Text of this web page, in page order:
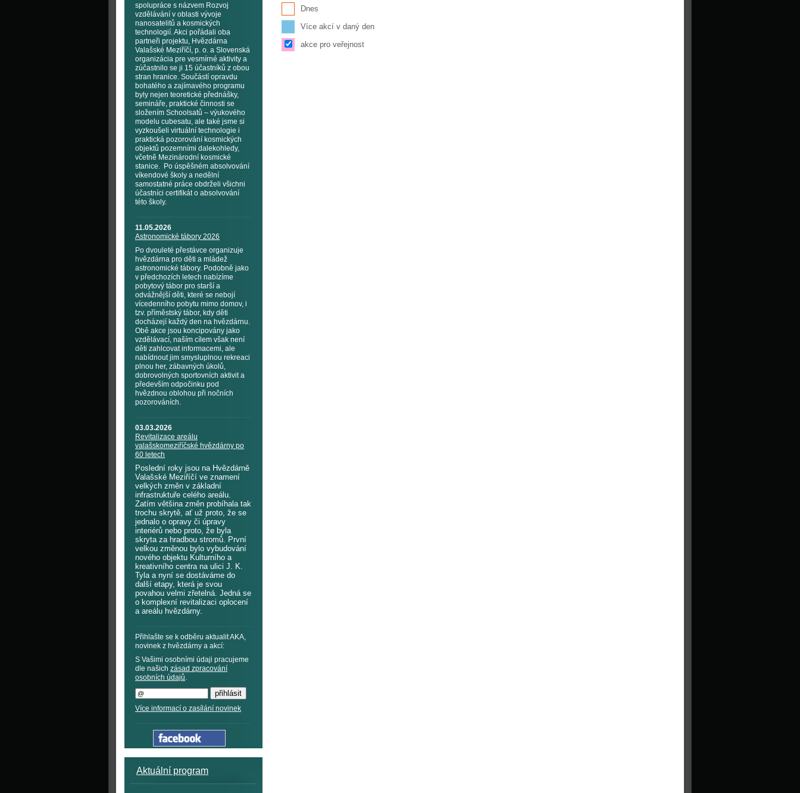
spolupráce s názvem Rozvoj
vzdělávání v oblasti vývoje
nanosatelitů a kosmických
technologií. Akci pořádali oba
partneři projektu, Hvězdárna
Valašské Meziříčí, p. o. a Slovenská
organizácia pre vesmírné aktivity a
zúčastnilo se ji 15 účastníků z obou
stran hranice. Součástí opravdu
bohatého a zajímavého programu
byly nejen teoretické přednášky,
semináře, praktické činnosti se
složením Schoolsatů – výukového
modelu cubesatu, ale také jsme si
vyzkoušeli virtuální technologie i
praktická pozorování kosmických
objektů pozemními dalekohledy,
včetně Mezinárodní kosmické
stanice. Po úspěšném absolvování
víkendové školy a nedělní
samostatné práce obdrželi všichni
účastníci certifikát o absolvování
této školy.
11.05.2026
Astronomické tábory 2026
Po dvouleté přestávce organizuje
hvězdárna pro děti a mládež
astronomické tábory. Podobně jako
v předchozích letech nabízíme
pobytový tábor pro starší a
odvážnější děti, které se nebojí
vícedenního pobytu mimo domov, i
tzv. příměstský tábor, kdy děti
docházejí každý den na hvězdárnu.
Obě akce jsou koncipovány jako
vzdělávací, naším cílem však není
děti zahlcovat informacemi, ale
nabídnout jim smysluplnou rekreaci
plnou her, zábavných úkolů,
dobrovolných sportovních aktivit a
především odpočinku pod
hvězdnou oblohou při nočních
pozorováních.
03.03.2026
Revitalizace areálu
valašskomeziříčské hvězdárny po
60 letech
Poslední roky jsou na Hvězdárně
Valašské Meziříčí ve znamení
velkých změn v základní
infrastruktuře celého areálu.
Zatím většina změn probíhala tak
trochu skrytě, ať už proto, že se
jednalo o opravy či úpravy
interiérů nebo proto, že byla
skryta za hradbou stromů. První
velkou změnou bylo vybudování
nového objektu Kulturního a
kreativního centra na ulici J. K.
Tyla a nyní se dostáváme do
další etapy, která je svou
povahou velmi zřetelná. Jedná se
o komplexní revitalizaci oplocení
a areálu hvězdárny.
Přihlašte se k odběru aktualit AKA,
novinek z hvězdárny a akcí:
S Vašimi osobními údaji pracujeme
dle našich zásad zpracování
osobních údajů.
Více informací o zasílání novinek
Aktuální program
Dnes
Více akcí v daný den
akce pro veřejnost